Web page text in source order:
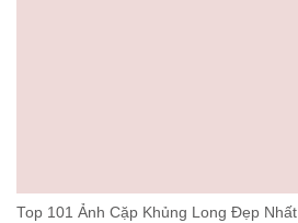
Top 101 Ảnh Cặp Khủng Long Đẹp Nhất